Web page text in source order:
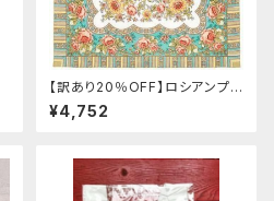
【訳あり20％OFF】ロシアンプラ
¥4,752